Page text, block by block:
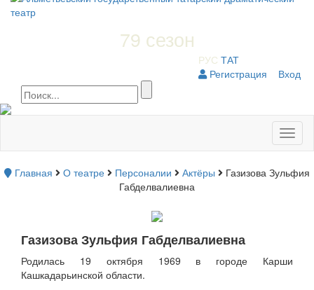
79 сезон
РУС ТАТ
Регистрация
Вход
Главная
О театре Персоналии Актёры
Газизова Зульфия
Габделвалиевна
Газизова Зульфия Габделвалиевна
Родилась 19 октября 1969 в городе Карши
Кашкадарьинской области.